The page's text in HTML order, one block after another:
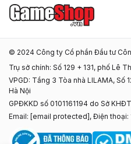
© 2024 Công ty Cổ phần Đầu tư
Trụ sở chính: Số 129 + 131, phố Lê
VPGD: Tầng 3 Tòa nhà LILAMA, Số
Hà Nội
GPĐKKD số 0101161194 do Sở
Email: [email protected] , Điện thoại: